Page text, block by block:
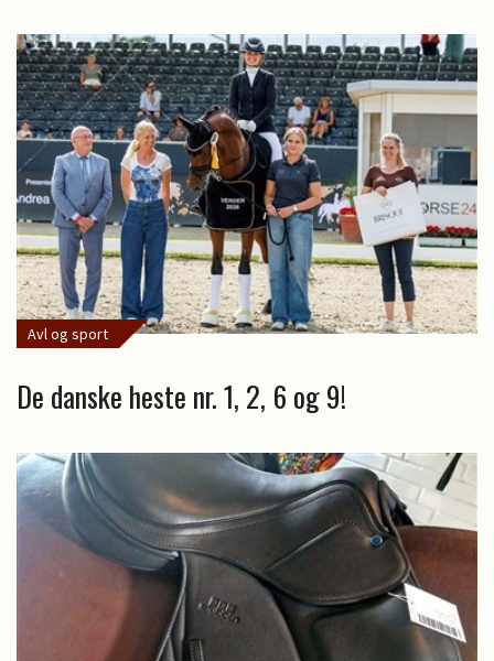
Avl og sport
De danske heste nr. 1, 2, 6 og 9!